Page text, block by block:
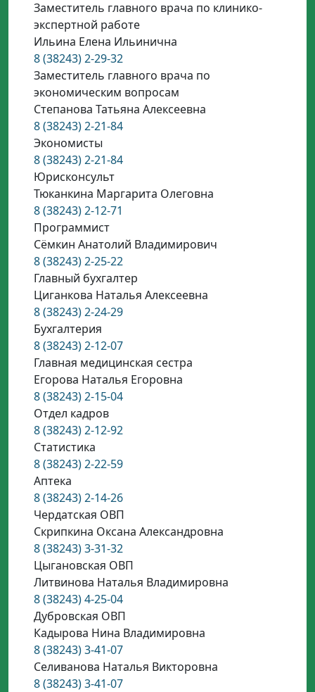
Заместитель главного врача по клинико-
экспертной работе
Ильина Елена Ильинична
8 (38243) 2-29-32
Заместитель главного врача по
экономическим вопросам
Степанова Татьяна Алексеевна
8 (38243) 2-21-84
Экономисты
8 (38243) 2-21-84
Юрисконсульт
Тюканкина Маргарита Олеговна
8 (38243) 2-12-71
Программист
Сёмкин Анатолий Владимирович
8 (38243) 2-25-22
Главный бухгалтер
Циганкова Наталья Алексеевна
8 (38243) 2-24-29
Бухгалтерия
8 (38243) 2-12-07
Главная медицинская сестра
Егорова Наталья Егоровна
8 (38243) 2-15-04
Отдел кадров
8 (38243) 2-12-92
Статистика
8 (38243) 2-22-59
Аптека
8 (38243) 2-14-26
Чердатская ОВП
Скрипкина Оксана Александровна
8 (38243) 3-31-32
Цыгановская ОВП
Литвинова Наталья Владимировна
8 (38243) 4-25-04
Дубровская ОВП
Кадырова Нина Владимировна
8 (38243) 3-41-07
Селиванова Наталья Викторовна
8 (38243) 3-41-07